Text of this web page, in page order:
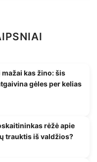
kas žino: šis
gėles per kelias
rėžė apie
trauktis iš valdžios?